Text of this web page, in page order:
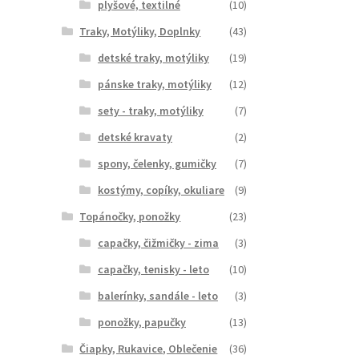
plyšové, textilné
(10)
Traky, Motýliky, Doplnky
(43)
detské traky, motýliky
(19)
pánske traky, motýliky
(12)
sety - traky, motýliky
(7)
detské kravaty
(2)
spony, čelenky, gumičky
(7)
kostýmy, copíky, okuliare
(9)
Topánočky, ponožky
(23)
capačky, čižmičky - zima
(3)
capačky, tenisky - leto
(10)
balerínky, sandále - leto
(3)
ponožky, papučky
(13)
Čiapky, Rukavice, Oblečenie
(36)